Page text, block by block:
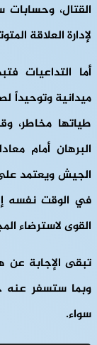
القتال، وحسابات
لإدارة العلاقة
أما التداعيات
ميدانية وتوحيداً
طياتها مخاطر،
البرهان أمام
الجيش ويعتمد
في الوقت نفسه
القوى لاسترضاء
تبقى الإجابة عن
وبما ستسفر عنه
سواء.